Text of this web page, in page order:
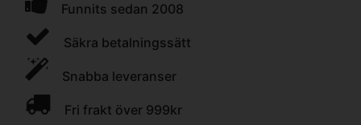
Funnits sedan 2008
Säkra betalningssätt
Snabba leveranser
Fri frakt över 999kr